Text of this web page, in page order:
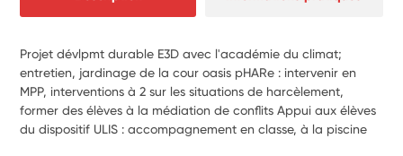
Projet dévlpmt durable E3D avec l'académie du climat;
entretien, jardinage de la cour oasis pHARe : intervenir en
MPP, interventions à 2 sur les situations de harcèlement,
former des élèves à la médiation de conflits Appui aux élèves
du dispositif ULIS : accompagnement en classe, à la piscine